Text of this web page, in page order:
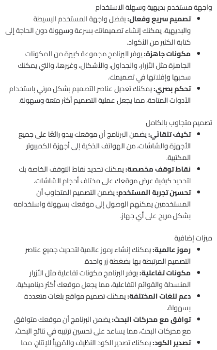
واجهة مستخدم بديهية وسهلة الاستخدام
تصميم سريع وفعال:بفضل واجهة المستخدم البسيطة
والبديهية، يمكنك إنشاء تصميماتك بسرعة وسهولة دون الحاجة إلى
كتابة الكثير من الأكواد.
مكونات جاهزة:يوفر البرنامج مجموعة كبيرة من المكونات
الجاهزة مثل الأزرار، والجداول، والأشكال، وغيرها، والتي يمكنك
سحبها وإفلاتها في تصميمك.
تحكم بصري:يمكنك تعديل عناصر التصميم بشكل مرئي باستخدام
الأدوات المتاحة، مما يجعل عملية التصميم أكثر متعة وسهولة.
تصميم متجاوب بالكامل
تكيف تلقائي:يضمن البرنامج أن موقعك يبدو رائعًا على جميع
الأجهزة والشاشات، من الهواتف الذكية إلى أجهزة الكمبيوتر
المكتبية.
نقاط توقف مخصصة:يمكنك تحديد نقاط التوقف الخاصة بك
لتحديد كيفية عرض موقعك على مختلف أحجام الشاشات.
تحسين تجربة المستخدم:يضمن التصميم المتجاوب أن
المستخدمين يمكنهم الوصول إلى موقعك بسهولة واستخدامه
بشكل مريح على أي جهاز.
ميزات إضافية
رموز عالمية:يمكنك إنشاء رموز عالمية لتحديث جميع عناصر
التصميم المرتبطة بها بضغطة زر واحدة.
مكونات تفاعلية:يوفر البرنامج مكونات تفاعلية مثل الأزرار
المنسدلة والقوائم التفاعلية، مما يجعل موقعك أكثر ديناميكية.
دعم للغات المختلفة:يمكنك تصميم مواقع بلغات متعددة
بسهولة.
توافق مع محركات البحث:يضمن البرنامج أن موقعك متوافق
مع محركات البحث، مما يساعد على تحسين ترتيبه في نتائج البحث.
تصدير الكود:يمكنك تصدير الكود النظيف والمُهيأ للإنتاج، مما